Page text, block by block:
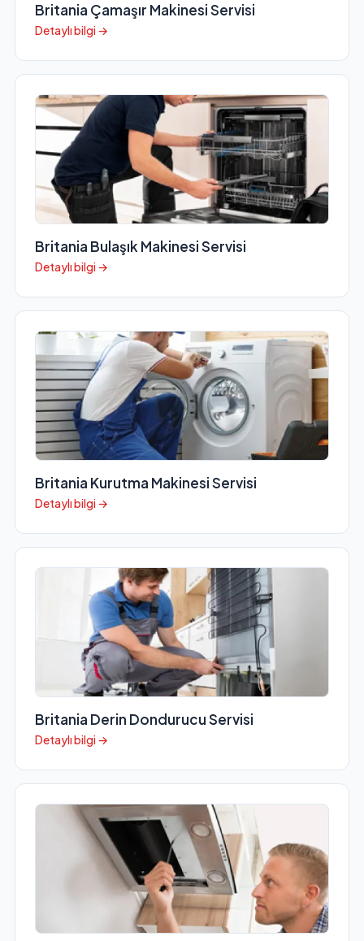
Britania Çamaşır Makinesi Servisi
Detaylı bilgi →
Britania Bulaşık Makinesi Servisi
Detaylı bilgi →
Britania Kurutma Makinesi Servisi
Detaylı bilgi →
Britania Derin Dondurucu Servisi
Detaylı bilgi →